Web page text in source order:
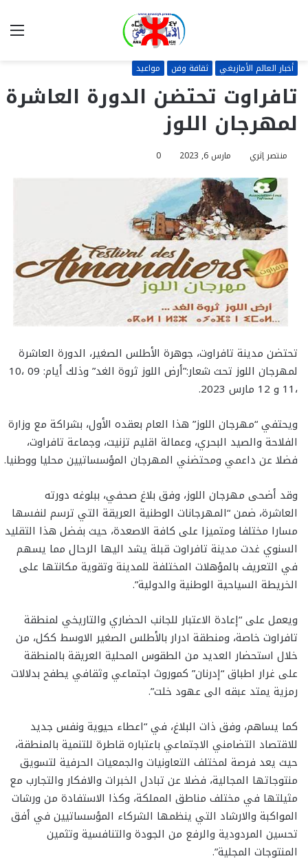
أخبار العالم الأمازيغي ثقافة وفن مواعيد
تافراوت تحتضن الدورة العاشرة
لمهرجان اللوز
منتصر إثري مارس 6, 2023 0
تحتضن مدينة تافراوت، جوهرة الأطلس الصغير، الدورة العاشرة
لمهرجان اللوز تحث شعار:”أرض اللوز ثروة الغد” وذلك أيام: 09 ،10
،11 و 12 مارس 2023.
ويحتفي “مهرجان اللوز” هذا العام بعقده الأول، بشراكة مع وزارة
الفلاحة والصيد البحري، وعمالة اقليم تزنيت، وجماعة تافراوت،
فضلا عن داعمي ومحتضني المهرجان المؤسساتيين محليا ووطنيا.
وقد أضحى مهرجان اللوز، وفق بلاغ صحفي، ببلوغه دورته
العاشرة، ضمن “المهرجانات الوطنية العريقة التي ترسم لنفسها
مسارا مختلفا ومتميزا على كافة الاصعدة، حيث بفضل هذا التقليد
السنوي غدت مدينة تافراوت قبلة يشد اليها الرحال مما يسهم
في التعريف بالمؤهلات المختلفة للمدينة وتقوية مكانتها على
الخريطة السياحية الوطنية والدولية”.
ويعمل على “إعادة الاعتبار للجانب الحضاري والتاريخي لمنطقة
تافراوت خاصة، ومنطقة ادرار بالأطلس الصغير الاوسط ككل، من
خلال استحضار العديد من الطقوس المحلية العريقة بالمنطقة
على غرار اطباق “إدرنان” كموروث اجتماعي وثقافي يطفح بدلالات
رمزية يمتد عبقه الى عهود خلت”.
كما يساهم، وفق ذات البلاغ، في “اعطاء حيوية ونفس جديد
للاقتصاد التضامني الاجتماعي باعتباره قاطرة للتنمية بالمنطقة،
حيث يعد فرصة لمختلف التعاونيات والجمعيات الحرفية لتسويق
منتوجاتها المجالية، فضلا عن تبادل الخبرات والافكار والتجارب مع
مثيلتها في مختلف مناطق المملكة، وكذا الاستفادة من ورشات
المواكبة والارشاد التي ينظمها الشركاء المؤسساتيين في أفق
تحسين المردودية والرفع من الجودة والتنافسية وتثمين
المنتوجات المجلية”.